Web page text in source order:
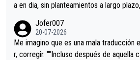
a en dia, sin planteamientos a largo
Minguez, Velez etc etc.Me da pena vivir
tristes sin victorias.
Jofer007
20-07-2026
Me imagino que es una mala traducción
r, corregir. ""Incluso después de aquella